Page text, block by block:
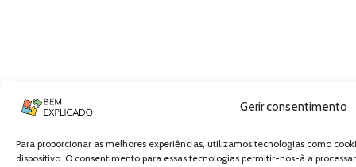
Gerir consentimento
Para proporcionar as melhores experiências, utilizamos tecnologias como
dispositivo. O consentimento para essas tecnologias permitir-nos-à a